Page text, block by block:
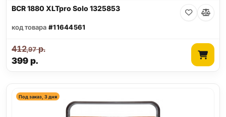
BCR 1880 XLTpro Solo 1325853
код товара #11644561
399р.
412,97р.
Под заказ, 3 дня